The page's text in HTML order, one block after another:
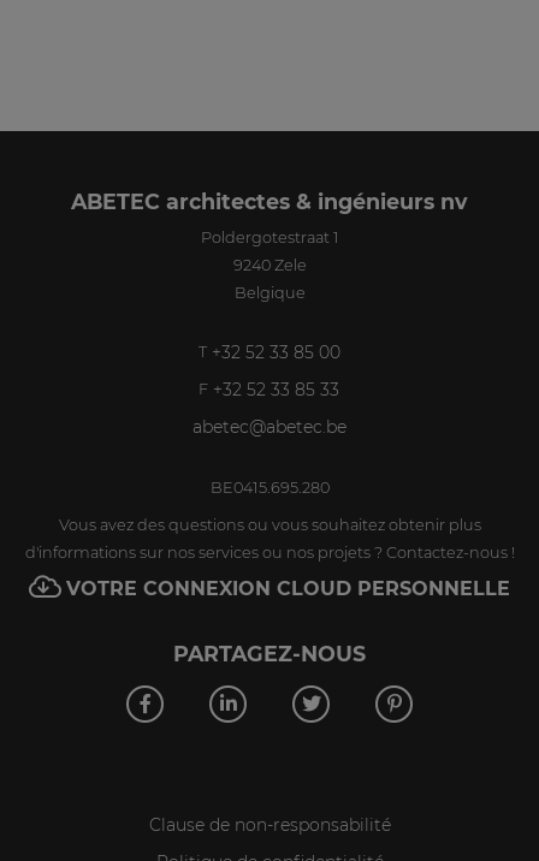
ABETEC architectes & ingénieurs nv
Poldergotestraat 1
9240 Zele
Belgique
T +32 52 33 85 00
F +32 52 33 85 33
abetec@abetec.be
BE0415.695.280
Vous avez des questions ou vous souhaitez obtenir plus
d'informations sur nos services ou nos projets ? Contactez-nous !
VOTRE CONNEXION CLOUD PERSONNELLE
PARTAGEZ-NOUS
Clause de non-responsabilité